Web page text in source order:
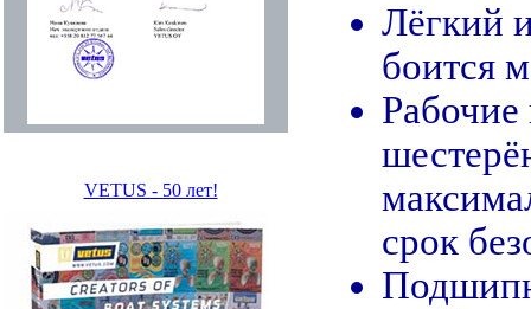
VETUS - 50 лет!
Лёгкий
боится
Рабочие
срок